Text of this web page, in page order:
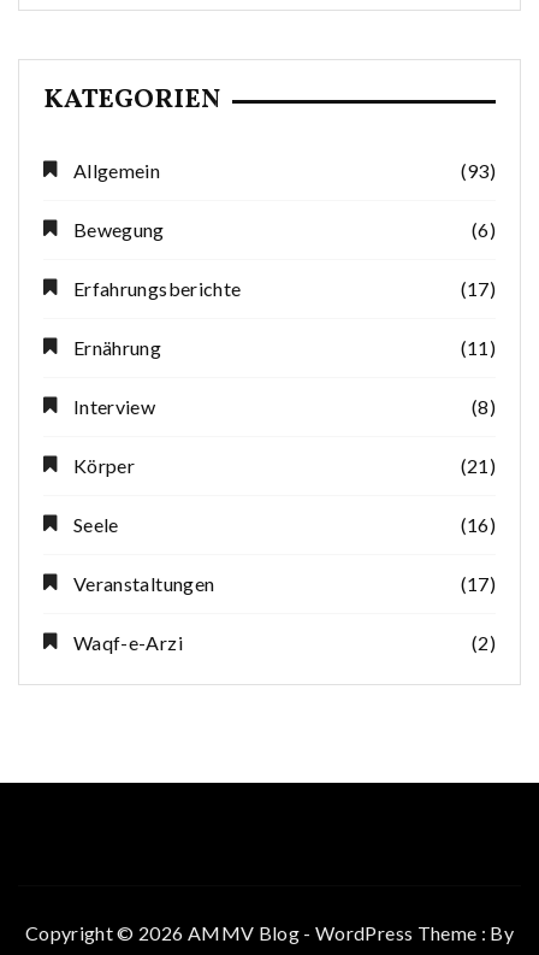
KATEGORIEN
Allgemein (93)
Bewegung (6)
Erfahrungsberichte (17)
Ernährung (11)
Interview (8)
Körper (21)
Seele (16)
Veranstaltungen (17)
Waqf-e-Arzi (2)
Copyright © 2026 AMMV Blog - WordPress Theme : By